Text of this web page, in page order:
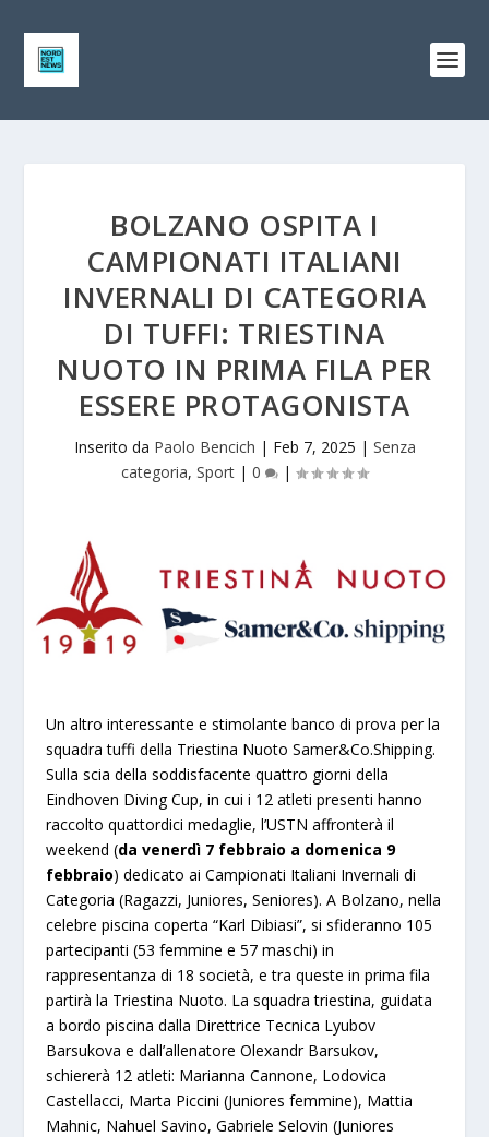
BOLZANO OSPITA I
CAMPIONATI ITALIANI
INVERNALI DI CATEGORIA
DI TUFFI: TRIESTINA
NUOTO IN PRIMA FILA PER
ESSERE PROTAGONISTA
Inserito da Paolo Bencich | Feb 7, 2025 | Senza
categoria, Sport | 0 |
Un altro interessante e stimolante banco di prova per la
squadra tuffi della Triestina Nuoto Samer&Co.Shipping.
Sulla scia della soddisfacente quattro giorni della
Eindhoven Diving Cup, in cui i 12 atleti presenti hanno
raccolto quattordici medaglie, l’USTN affronterà il
weekend (da venerdì 7 febbraio a domenica 9
febbraio) dedicato ai Campionati Italiani Invernali di
Categoria (Ragazzi, Juniores, Seniores). A Bolzano, nella
celebre piscina coperta “Karl Dibiasi”, si sfideranno 105
partecipanti (53 femmine e 57 maschi) in
rappresentanza di 18 società, e tra queste in prima fila
partirà la Triestina Nuoto. La squadra triestina, guidata
a bordo piscina dalla Direttrice Tecnica Lyubov
Barsukova e dall’allenatore Olexandr Barsukov,
schiererà 12 atleti: Marianna Cannone, Lodovica
Castellacci, Marta Piccini (Juniores femmine), Mattia
Mahnic, Nahuel Savino, Gabriele Selovin (Juniores